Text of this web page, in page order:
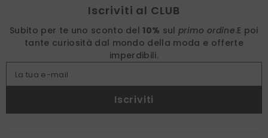
Iscriviti al CLUB
Subito per te uno sconto del 10% sulprimo ordine.E poi
tante curiosità dal mondo della moda e offerte
imperdibili.
La tua e-mail
Iscriviti